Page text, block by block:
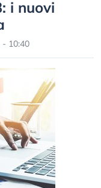
i nuovi
- 10:40